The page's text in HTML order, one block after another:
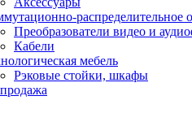
распределительное
Преобразователи видео и
Кабели
мебель
Рэковые стойки, шкафы